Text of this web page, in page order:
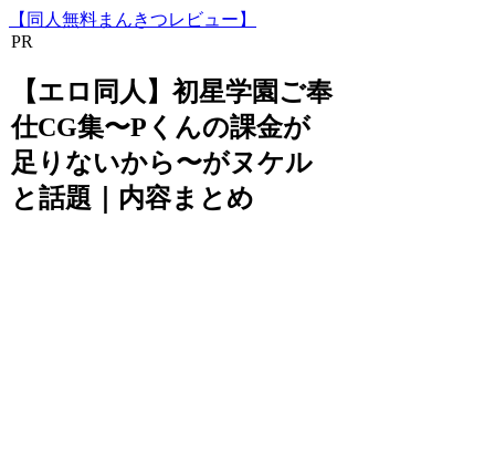
【同人無料まんきつレビュー】
PR
【エロ同人】初星学園ご奉
仕CG集〜Pくんの課金が
足りないから〜がヌケル
と話題｜内容まとめ